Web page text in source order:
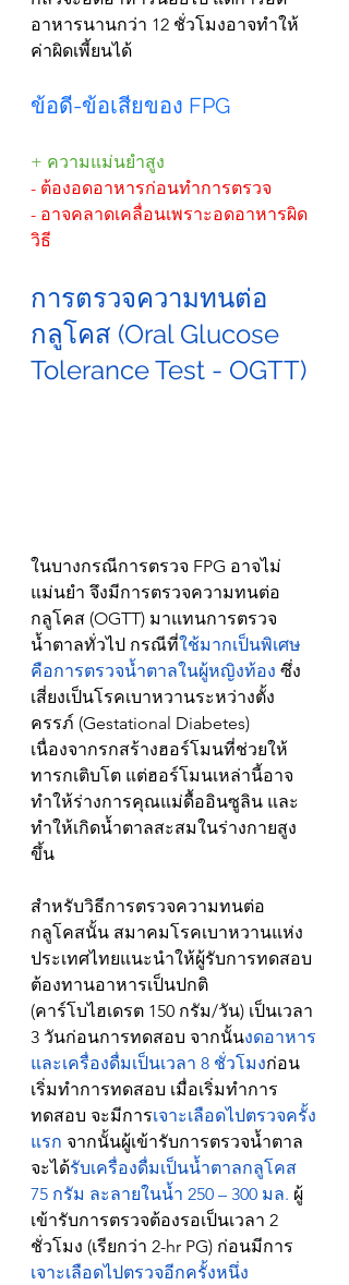
อาหารนานกว่า 12 ชั่วโมงอาจทำให้
ค่าผิดเพี้ยนได้
ข้อดี-ข้อเสียของ FPG
+ ความแม่นยำสูง
- ต้องอดอาหารก่อนทำการตรวจ
- อาจคลาดเคลื่อนเพราะอดอาหารผิด
วิธี
การตรวจความทนต่อ
กลูโคส (Oral Glucose
Tolerance Test - OGTT)
ในบางกรณีการตรวจ FPG อาจไม่
แม่นยำ จึงมีการตรวจความทนต่อ
กลูโคส (OGTT) มาแทนการตรวจ
น้ำตาลทั่วไป กรณีที่ใช้มากเป็นพิเศษ
คือการตรวจน้ำตาลในผู้หญิงท้อง ซึ่ง
เสี่ยงเป็นโรคเบาหวานระหว่างตั้ง
ครรภ์ (Gestational Diabetes)
เนื่องจากรกสร้างฮอร์โมนที่ช่วยให้
ทารกเติบโต แต่ฮอร์โมนเหล่านี้อาจ
ทำให้ร่างการคุณแม่ดื้ออินซูลิน และ
ทำให้เกิดน้ำตาลสะสมในร่างกายสูง
ขึ้น
สำหรับวิธีการตรวจความทนต่อ
กลูโคสนั้น สมาคมโรคเบาหวานแห่ง
ประเทศไทยแนะนำให้ผู้รับการทดสอบ
ต้องทานอาหารเป็นปกติ
(คาร์โบไฮเดรต 150 กรัม/วัน) เป็นเวลา
3 วันก่อนการทดสอบ จากนั้นงดอาหาร
และเครื่องดื่มเป็นเวลา 8 ชั่วโมงก่อน
เริ่มทำการทดสอบ เมื่อเริ่มทำการ
ทดสอบ จะมีการเจาะเลือดไปตรวจครั้ง
แรก จากนั้นผู้เข้ารับการตรวจน้ำตาล
จะได้รับเครื่องดื่มเป็นน้ำตาลกลูโคส
75 กรัม ละลายในน้ำ 250 – 300 มล. ผู้
เข้ารับการตรวจต้องรอเป็นเวลา 2
ชั่วโมง (เรียกว่า 2-hr PG) ก่อนมีการ
เจาะเลือดไปตรวจอีกครั้งหนึ่ง